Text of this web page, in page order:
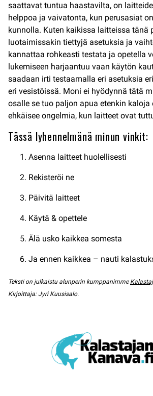
saattavat tuntua haastavilta, on
helppoa ja vaivatonta, kun perusasiat
kunnolla. Kuten kaikissa laitteissa tänä
luotaimissakin tiettyjä asetuksia ja
kannattaa rohkeasti testata ja opetella
lukemiseen harjaantuu vaan käytön
saadaan irti testaamalla eri asetuksia
eri vesistöissä. Moni ei hyödynnä tätä
osalle se tuo paljon apua etenkin kaloja
ehkäisee ongelmia, kun laitteet ovat
Tässä lyhennelmänä minun vinkit:
Asenna laitteet huolellisesti
Rekisteröi ne
Päivitä laitteet
Käytä & opettele
Älä usko kaikkea somesta
Ja ennen kaikkea – nauti
Teksti on julkaistu alunperin kumppanimme
Kirjoittaja: Jyri Kuusisalo.